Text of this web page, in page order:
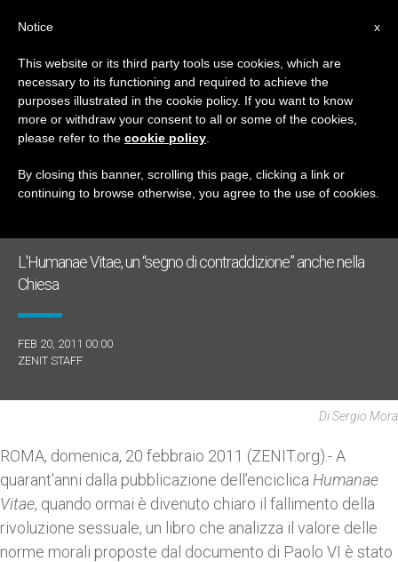
GIORNO
Febbraio 20th, 2011
ULTIME NOTIZIE
L'Humanae Vitae, un “segno di contraddizione” anche nella
Chiesa
FEB 20, 2011 00:00
ZENIT STAFF
Di Sergio Mora
ROMA, domenica, 20 febbraio 2011 (ZENIT.org).- A
quarant'anni dalla pubblicazione dell’enciclica Humanae
Vitae, quando ormai è divenuto chiaro il fallimento della
rivoluzione sessuale, un libro che analizza il valore delle
norme morali proposte dal documento di Paolo VI è stato
x
Notice
This website or its third party tools use cookies, which are
necessary to its functioning and required to achieve the
purposes illustrated in the cookie policy. If you want to know
more or withdraw your consent to all or some of the cookies,
please refer to the cookie policy
By closing this banner, scrolling this page, clicking a link or
continuing to browse otherwise, you agree to the use of cookies.